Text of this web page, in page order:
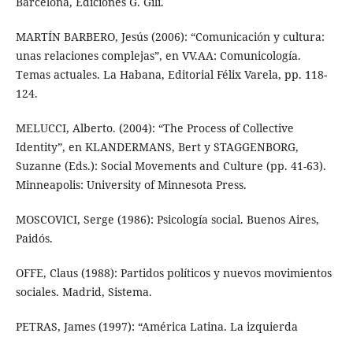
MARTÍN BARBERO, Jesús (2006): “Comunicación y cultura:
unas relaciones complejas”, en VV.AA: Comunicología.
Temas actuales. La Habana, Editorial Félix Varela, pp. 118-
124.
MELUCCI, Alberto. (2004): “The Process of Collective
Identity”, en KLANDERMANS, Bert y STAGGENBORG,
Suzanne (Eds.): Social Movements and Culture (pp. 41-63).
Minneapolis: University of Minnesota Press.
MOSCOVICI, Serge (1986): Psicología social. Buenos Aires,
Paidós.
OFFE, Claus (1988): Partidos políticos y nuevos movimientos
sociales. Madrid, Sistema.
PETRAS, James (1997): “América Latina. La izquierda